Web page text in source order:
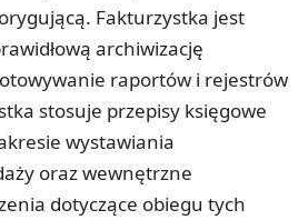
Fakturzystka jest
archiwizację
raportów i rejestrów
stosuje przepisy księgowe
wystawiania
oraz wewnętrzne
dotyczące obiegu tych